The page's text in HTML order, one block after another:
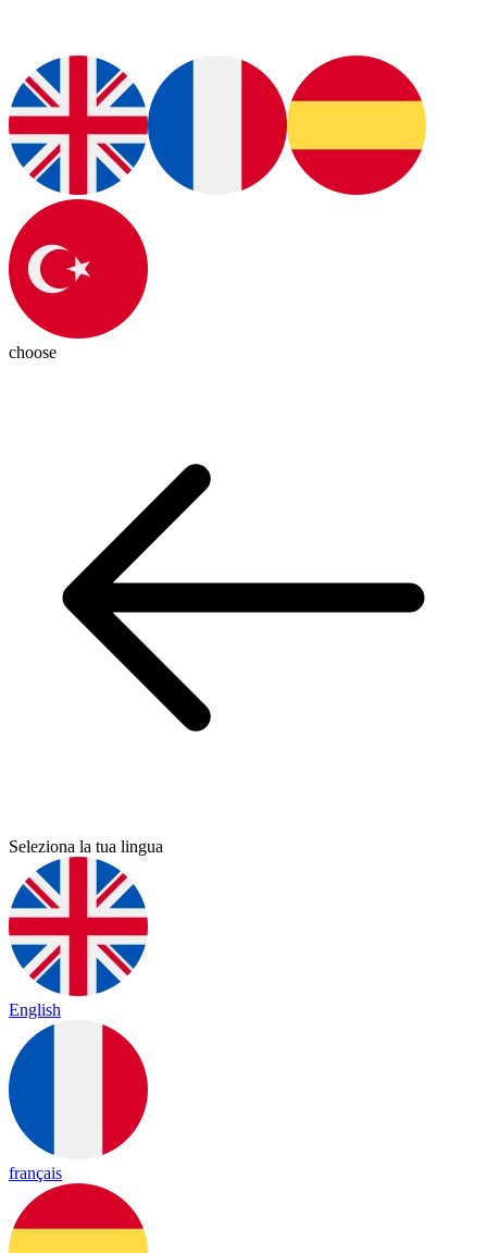
choose
Seleziona la tua lingua
English
français